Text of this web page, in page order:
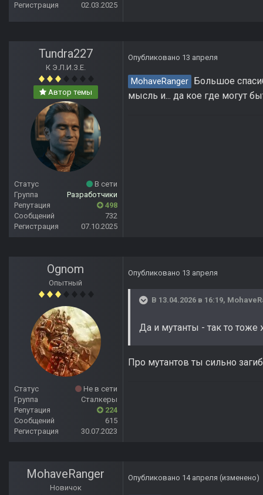
Регистрация
02.03.2025
Tundra227
К Э.Л.И.З.Е.
Автор темы
Статус
В сети
Группа
Разработчики
Репутация
498
Сообщений
732
Регистрация
07.10.2025
Опубликовано 13 апреля
MohaveRanger
Большое
мысль и... да кое где могут
Ognom
Опытный
Статус
Не в сети
Группа
Сталкеры
Репутация
224
Сообщений
615
Регистрация
30.07.2023
Опубликовано 13 апреля
В 13.04.2026 в 16:19,
Да и мутанты - так то
Про мутантов ты сильно
MohaveRanger
Новичок
Опубликовано 14 апреля (изменено)